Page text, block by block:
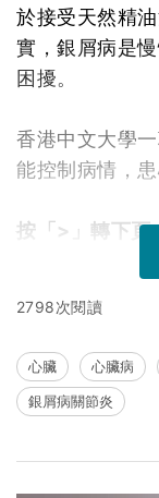
於接受天然精
實，銀屑病是
困擾。
香港中文大學
能控制病情，
按「>」轉下頁
2798次閱讀
心臟 心臟病
銀屑病關節炎